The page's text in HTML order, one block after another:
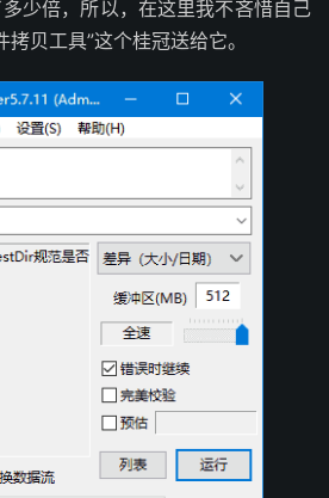
少倍，所以，在这里我不吝惜自己
贝工具”这个桂冠送给它。